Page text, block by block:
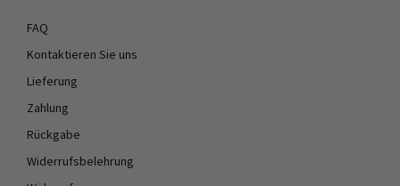
FAQ
Kontaktieren Sie uns
Lieferung
Zahlung
Rückgabe
Widerrufsbelehrung